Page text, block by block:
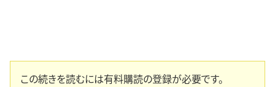
この続きを読むには有料購読の登録が必要です。